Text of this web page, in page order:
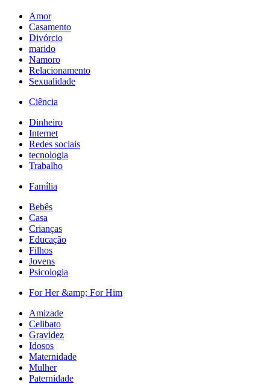
Amor
Casamento
Divórcio
marido
Namoro
Relacionamento
Sexualidade
Ciência
Dinheiro
Internet
Redes sociais
tecnologia
Trabalho
Família
Bebês
Casa
Crianças
Educação
Filhos
Jovens
Psicologia
For Her &amp; For Him
Amizade
Celibato
Gravidez
Idosos
Maternidade
Mulher
Paternidade